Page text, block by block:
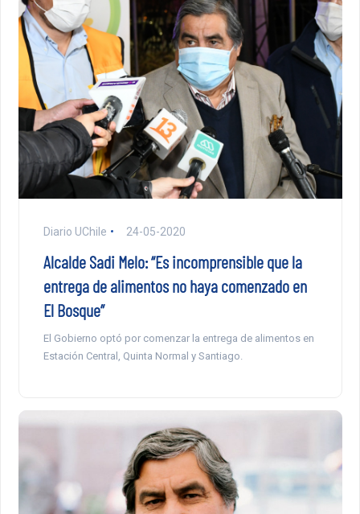
Diario UChile 24-05-2020
Alcalde Sadi Melo: “Es incomprensible que la
entrega de alimentos no haya comenzado en
El Bosque”
El Gobierno optó por comenzar la entrega de alimentos en
Estación Central, Quinta Normal y Santiago.